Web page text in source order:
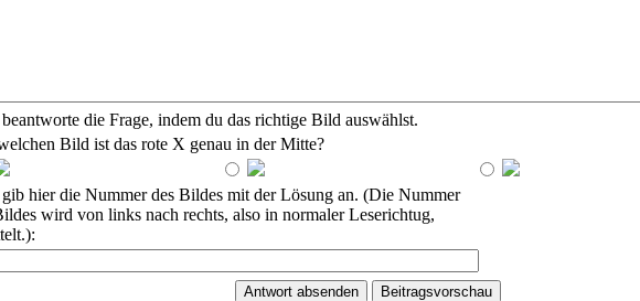
die Frage, indem du das richtige Bild auswählst.
Bild ist das rote X genau in der Mitte?
hier die Nummer des Bildes mit der Lösung an. (Die Nummer
wird von links nach rechts, also in normaler Leserichtug,